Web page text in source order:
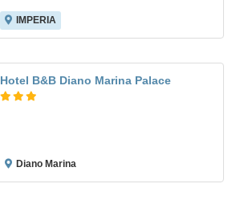
IMPERIA
Hotel B&B Diano Marina Palace
Diano Marina